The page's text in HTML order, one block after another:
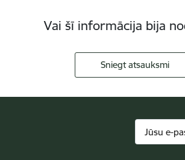
Vai šī informācija bija
Sniegt atsauksmi